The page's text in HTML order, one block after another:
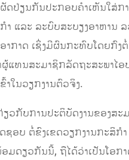
ປ່ຽນ​ກັນ​ປະກອບຄໍາເຫັນໃສ່ກ
ແລະ ລະບົບສະບຽງອາ​ຫານ​
າກາດ ເຊິ່ງມີຜົນກະທົບໂດຍກົ
ທນສະມາຊິກລັດຖະສະພາໄອ
ໃນວຽກງານຕົວຈິງ.
ກັບການປະຕິບັດງານຂອງສະ
ບ ຕໍ່ຂົງເຂດວຽກງານກະສິກ
ມດຽວກັນນີ້, ຖື​ໄດ້​ວ່າເປັນໂອ